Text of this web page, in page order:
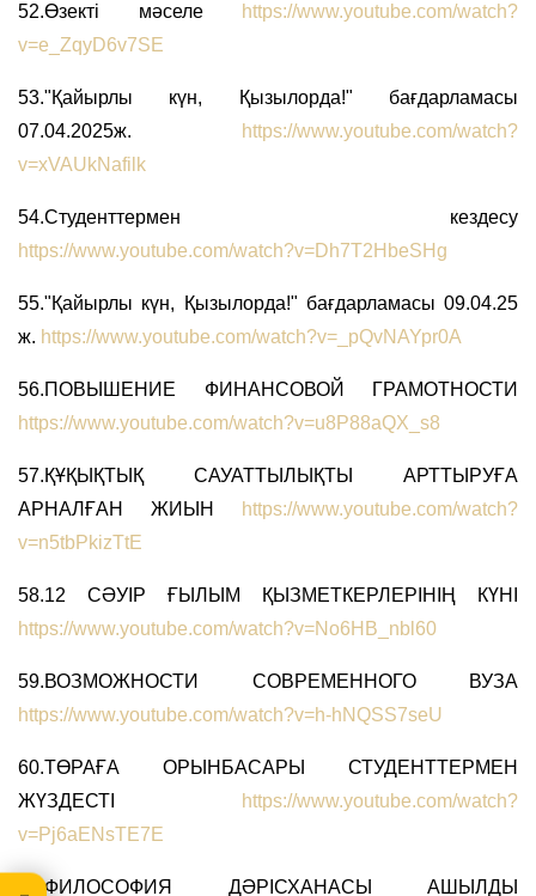
52.Өзекті мәселе
https://www.youtube.com/watch?
v=e_ZqyD6v7SE
53."Қайырлы күн, Қызылорда!" бағдарламасы
07.04.2025ж.
https://www.youtube.com/watch?
v=xVAUkNafilk
54.Студенттермен кездесу
https://www.youtube.com/watch?v=Dh7T2HbeSHg
55."Қайырлы күн, Қызылорда!" бағдарламасы 09.04.25
ж. https://www.youtube.com/watch?v=_pQvNAYpr0A
56.ПОВЫШЕНИЕ ФИНАНСОВОЙ ГРАМОТНОСТИ
https://www.youtube.com/watch?v=u8P88aQX_s8
57.ҚҰҚЫҚТЫҚ САУАТТЫЛЫҚТЫ АРТТЫРУҒА
АРНАЛҒАН ЖИЫН
https://www.youtube.com/watch?
v=n5tbPkizTtE
58.12 СӘУІР ҒЫЛЫМ ҚЫЗМЕТКЕРЛЕРІНІҢ КҮНІ
https://www.youtube.com/watch?v=No6HB_nbl60
59.ВОЗМОЖНОСТИ СОВРЕМЕННОГО ВУЗА
https://www.youtube.com/watch?v=h-hNQSS7seU
60.ТӨРАҒА ОРЫНБАСАРЫ СТУДЕНТТЕРМЕН
ЖҮЗДЕСТІ
https://www.youtube.com/watch?
v=Pj6aENsTE7E
61.ФИЛОСОФИЯ ДӘРІСХАНАСЫ АШЫЛДЫ